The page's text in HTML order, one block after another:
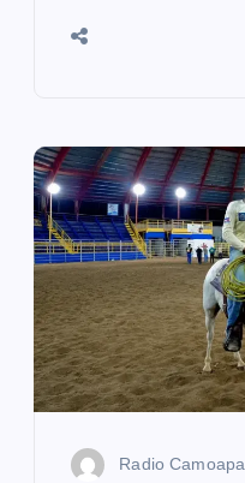
Radio Camoapa